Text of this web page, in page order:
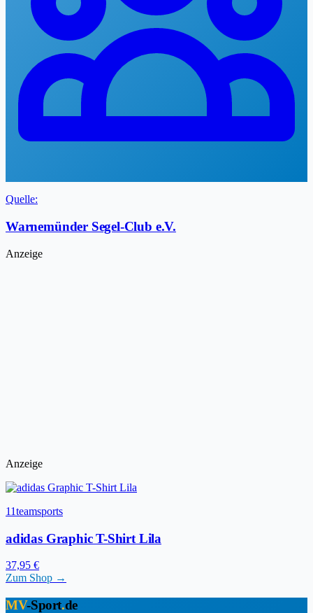
Quelle:
Warnemünder Segel-Club e.V.
Anzeige
Anzeige
11teamsports
adidas Graphic T-Shirt Lila
37,95 €
Zum Shop →
MV-Sport.de